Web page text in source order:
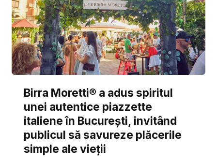
Birra Moretti® a adus spiritul
unei autentice piazzette
italiene în București, invitând
publicul să savureze plăcerile
simple ale vieții